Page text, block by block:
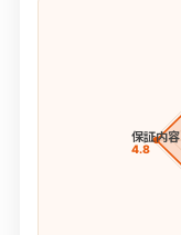
保証内容
4.8